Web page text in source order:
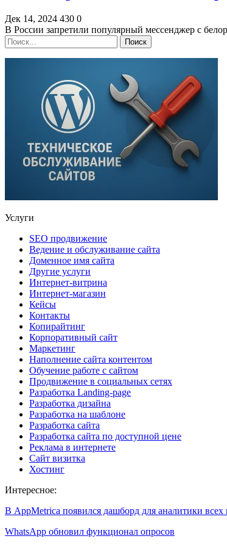
Дек 14, 2024 430 0
В России запретили популярный мессенджер с
Услуги
SEO продвижение
Ведение и обслуживание сайта
Доменное имя сайта
Другие услуги
Интернет-витрина
Интернет-магазин
Кейсы
Контакты
Копирайтинг
Корпоративный сайт
Маркетинг
Наполнение сайта контентом
Обучение работе с сайтом
Продвижение в социальных сетях
Разработка Landing-page
Разработка дизайна
Разработка на шаблоне
Разработка сайта
Разработка сайта по доступной цене
Реклама в интернете
Сайт визитка
Хостинг
Интересное:
В AppMetrica появился дашборд для аналитики
WhatsApp обновил функционал опросов